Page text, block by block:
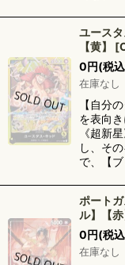
ユース
【黄】
[
0円(税
在庫なし
【自分
を表向
《超新
し、そ
で、【
ポート
ル】【赤
0円(税
在庫なし